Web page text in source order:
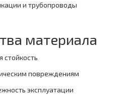
и трубопроводы
материала
стойкость
повреждениям
эксплуатации